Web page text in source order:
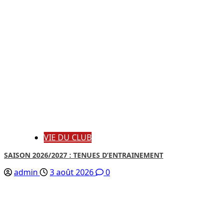
VIE DU CLUB
SAISON 2026/2027 : TENUES D’ENTRAINEMENT
admin 3 août 2026 0